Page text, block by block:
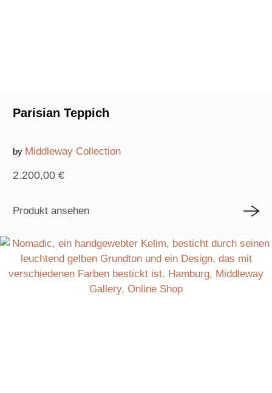
Parisian Teppich
by Middleway Collection
2.200,00 €
Produkt ansehen